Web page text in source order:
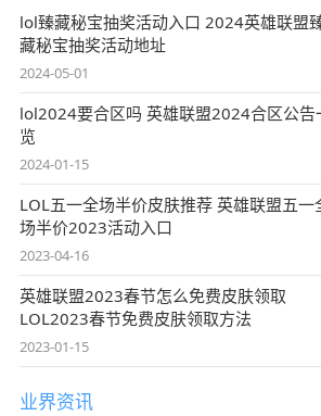
lol臻藏秘宝抽奖活动入口 2024英雄联盟
藏秘宝抽奖活动地址
2024-05-01
lol2024要合区吗 英雄联盟2024合区公告
览
2024-01-15
LOL五一全场半价皮肤推荐 英雄联盟五一
场半价2023活动入口
2023-04-16
英雄联盟2023春节怎么免费皮肤领取
LOL2023春节免费皮肤领取方法
2023-01-15
业界资讯